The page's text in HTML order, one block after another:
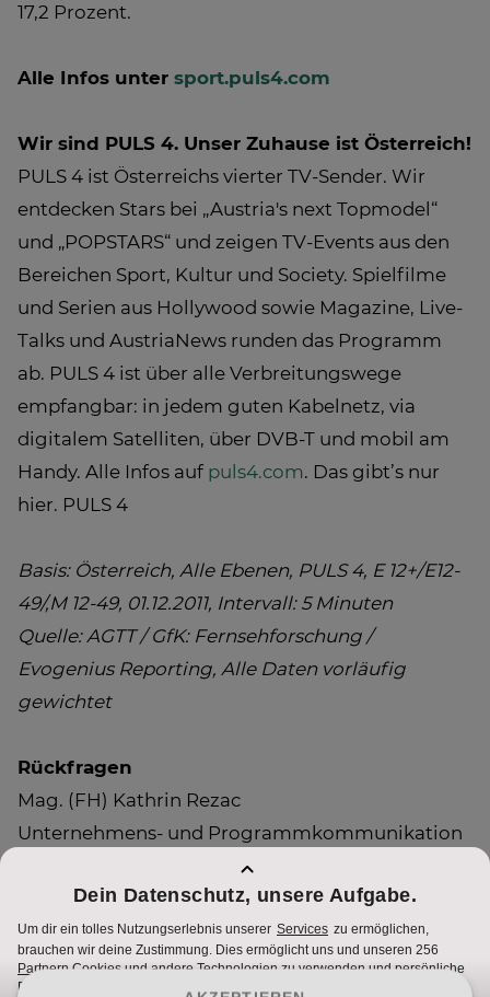
17,2 Prozent.
Alle Infos unter sport.puls4.com
Wir sind PULS 4. Unser Zuhause ist Österreich!
PULS 4 ist Österreichs vierter TV-Sender. Wir
entdecken Stars bei „Austria's next Topmodel“
und „POPSTARS“ und zeigen TV-Events aus den
Bereichen Sport, Kultur und Society. Spielfilme
und Serien aus Hollywood sowie Magazine, Live-
Talks und AustriaNews runden das Programm
ab. PULS 4 ist über alle Verbreitungswege
empfangbar: in jedem guten Kabelnetz, via
digitalem Satelliten, über DVB-T und mobil am
Handy. Alle Infos auf puls4.com. Das gibt’s nur
hier. PULS 4
Basis: Österreich, Alle Ebenen, PULS 4, E 12+/E12-
49/,M 12-49, 01.12.2011, Intervall: 5 Minuten
Quelle: AGTT / GfK: Fernsehforschung /
Evogenius Reporting, Alle Daten vorläufig
gewichtet
Rückfragen
Mag. (FH) Kathrin Rezac
Unternehmens- und Programmkommunikation
kathrin.rezac@sevenonemedia.at